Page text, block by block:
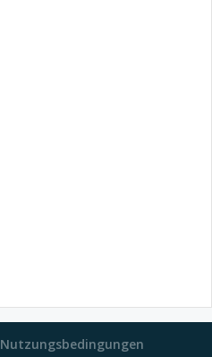
Nutzungsbedingungen